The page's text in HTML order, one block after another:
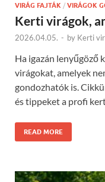
VIRÁG FAJTÁK / VIRÁGOK
Kerti virágok,
2026.04.05. - by Kerti
Ha igazán lenyűgöző
virágokat, amelyek
gondozhatók is.
és tippeket a profi
READ MORE